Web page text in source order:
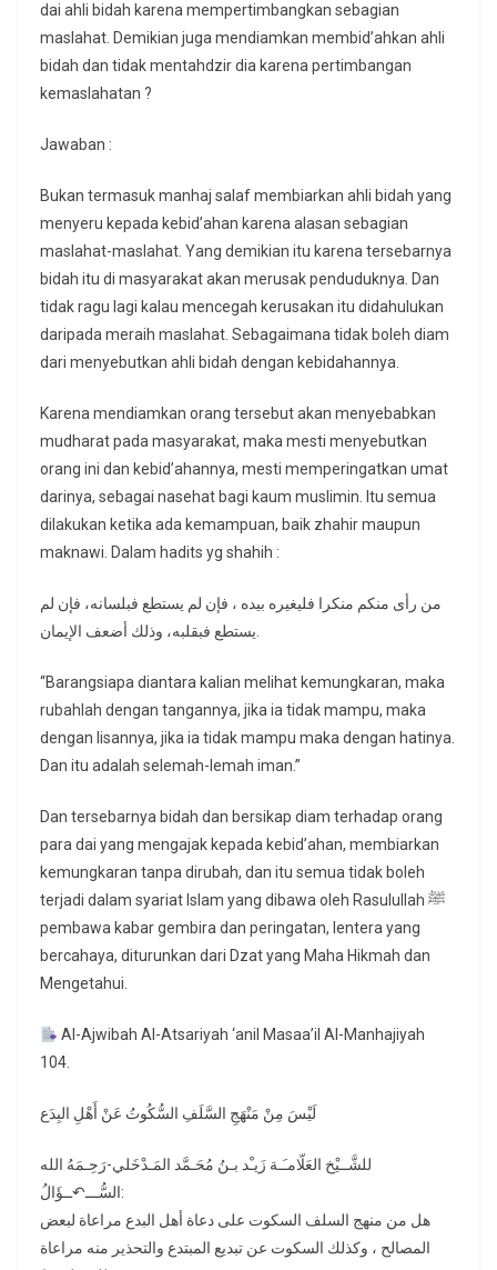
dai ahli bidah karena mempertimbangkan sebagian
maslahat. Demikian juga mendiamkan membid’ahkan ahli
bidah dan tidak mentahdzir dia karena pertimbangan
kemaslahatan ?
Jawaban :
Bukan termasuk manhaj salaf membiarkan ahli bidah yang
menyeru kepada kebid’ahan karena alasan sebagian
maslahat-maslahat. Yang demikian itu karena tersebarnya
bidah itu di masyarakat akan merusak penduduknya. Dan
tidak ragu lagi kalau mencegah kerusakan itu didahulukan
daripada meraih maslahat. Sebagaimana tidak boleh diam
dari menyebutkan ahli bidah dengan kebidahannya.
Karena mendiamkan orang tersebut akan menyebabkan
mudharat pada masyarakat, maka mesti menyebutkan
orang ini dan kebid’ahannya, mesti memperingatkan umat
darinya, sebagai nasehat bagi kaum muslimin. Itu semua
dilakukan ketika ada kemampuan, baik zhahir maupun
maknawi. Dalam hadits yg shahih :
من رأى منكم منكرا فليغيره بيده ، فإن لم يستطع فبلسانه، فإن لم
يستطع فبقلبه، وذلك أضعف الإيمان.
“Barangsiapa diantara kalian melihat kemungkaran, maka
rubahlah dengan tangannya, jika ia tidak mampu, maka
dengan lisannya, jika ia tidak mampu maka dengan hatinya.
Dan itu adalah selemah-lemah iman.”
Dan tersebarnya bidah dan bersikap diam terhadap orang
para dai yang mengajak kepada kebid’ahan, membiarkan
kemungkaran tanpa dirubah, dan itu semua tidak boleh
terjadi dalam syariat Islam yang dibawa oleh Rasulullah ﷺ
pembawa kabar gembira dan peringatan, lentera yang
bercahaya, diturunkan dari Dzat yang Maha Hikmah dan
Mengetahui.
Al-Ajwibah Al-Atsariyah ‘anil Masaa’il Al-Manhajiyah
104.
لَيْسَ مِنْ مَنْهَجِ السَّلَفِ السُّكُوتُ عَنْ أَهْلِ البِدَع
للشَّــيْخ العَلّامـَـة زَيـْد بـنُ مُحَـمَّد المَـدْخَلي-رَحِـمَهُ الله
السُّـــ↶ــؤَالُ:
هل من منهج السلف السكوت على دعاة أهل البدع مراعاة لبعض
المصالح ، وكذلك السكوت عن تبديع المبتدع والتحذير منه مراعاة